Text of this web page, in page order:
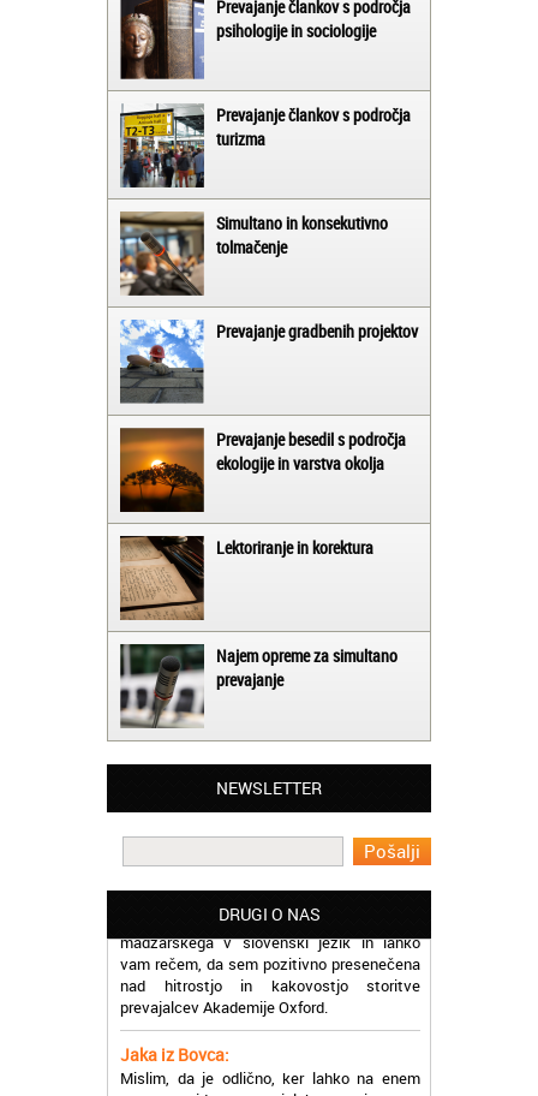
Prevajanje člankov s področja
psihologije in sociologije
Prevajanje člankov s področja
turizma
Simultano in konsekutivno
tolmačenje
Prevajanje gradbenih projektov
Prevajanje besedil s področja
ekologije in varstva okolja
Lektoriranje in korektura
Najem opreme za simultano
prevajanje
NEWSLETTER
DRUGI O NAS
Matjaž iz Ajdovščine:
prevajalske storitve opravljajo hitro in
učinkoviti.
Martina iz Bleda:
Potrebovala sem prevajanje iz
madžarskega v slovenski jezik in lahko
vam rečem, da sem pozitivno presenečena
nad hitrostjo in kakovostjo storitve
prevajalcev Akademije Oxford.
Jaka iz Bovca:
Mislim, da je odlično, ker lahko na enem
mestu najdem prevajalske storitve za
različne jezike, tako da se ne morem